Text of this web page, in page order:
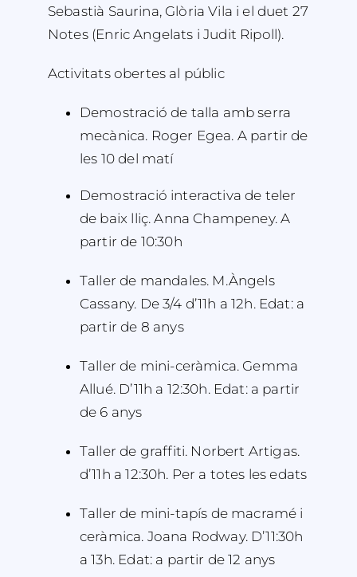
Sebastià Saurina, Glòria Vila i el duet 27
Notes (Enric Angelats i Judit Ripoll).
Activitats obertes al públic
Demostració de talla amb serra
mecànica. Roger Egea. A partir de
les 10 del matí
Demostració interactiva de teler
de baix lliç. Anna Champeney. A
partir de 10:30h
​Taller de mandales. M.Àngels
Cassany. De 3/4 d’11h a 12h. Edat: a
partir de 8 anys
Taller de mini-ceràmica. Gemma
Allué. D’11h a 12:30h. Edat: a partir
de 6 anys
Taller de graffiti. Norbert Artigas.
d’11h a 12:30h. Per a totes les edats
Taller de mini-tapís de macramé i
ceràmica. Joana Rodway. D’11:30h
a 13h. Edat: a partir de 12 anys